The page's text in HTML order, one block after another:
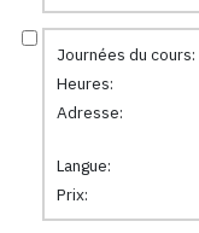
Journées du cours:
Heures:
Adresse:
Langue:
Prix: